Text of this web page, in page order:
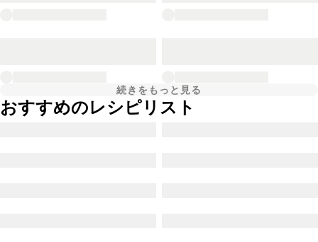
続きをもっと見る
おすすめのレシピリスト